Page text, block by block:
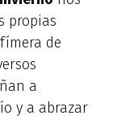
propias
de
a
y a abrazar